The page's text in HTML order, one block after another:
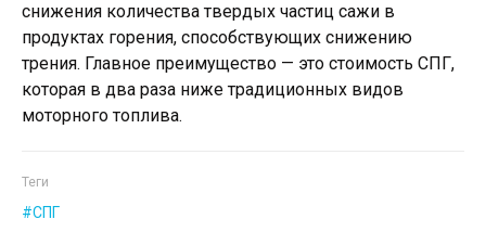
снижения количества твердых частиц сажи в
продуктах горения, способствующих снижению
трения. Главное преимущество — это стоимость СПГ,
которая в два раза ниже традиционных видов
моторного топлива.
Теги
СПГ